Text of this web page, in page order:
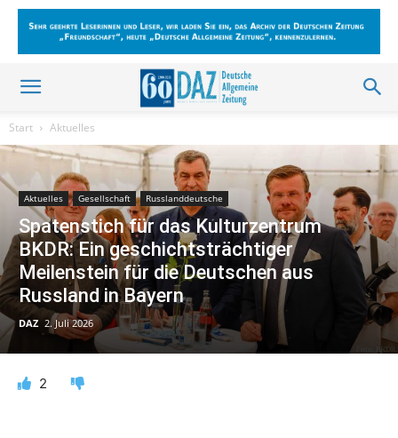
Start Aktuelles
Aktuelles Gesellschaft Russlanddeutsche
Spatenstich für das Kulturzentrum
BKDR: Ein geschichtsträchtiger
Meilenstein für die Deutschen aus
Russland in Bayern
DAZ 2. Juli 2026
2